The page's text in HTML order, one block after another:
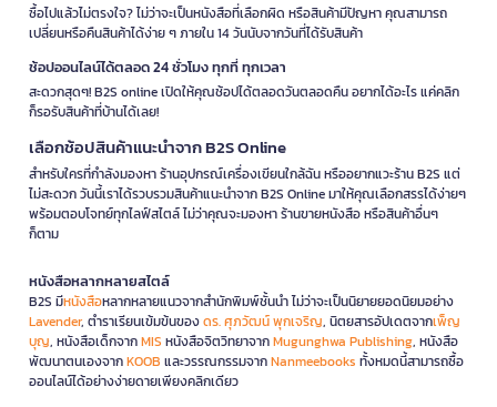
ซื้อไปแล้วไม่ตรงใจ? ไม่ว่าจะเป็นหนังสือที่เลือกผิด หรือสินค้ามีปัญหา คุณสามารถ
เปลี่ยนหรือคืนสินค้าได้ง่าย ๆ ภายใน 14 วันนับจากวันที่ได้รับสินค้า
ช้อปออนไลน์ได้ตลอด 24 ชั่วโมง ทุกที่ ทุกเวลา
สะดวกสุดๆ! B2S online เปิดให้คุณช้อปได้ตลอดวันตลอดคืน อยากได้อะไร แค่คลิก
ก็รอรับสินค้าที่บ้านได้เลย!
เลือกช้อปสินค้าแนะนำจาก B2S Online
สำหรับใครที่กำลังมองหา ร้านอุปกรณ์เครื่องเขียนใกล้ฉัน หรืออยากแวะร้าน B2S แต่
ไม่สะดวก วันนี้เราได้รวบรวมสินค้าแนะนำจาก B2S Online มาให้คุณเลือกสรรได้ง่ายๆ
พร้อมตอบโจทย์ทุกไลฟ์สไตล์ ไม่ว่าคุณจะมองหา ร้านขายหนังสือ หรือสินค้าอื่นๆ
ก็ตาม
หนังสือหลากหลายสไตล์
B2S มีหนังสือหลากหลายแนวจากสำนักพิมพ์ชั้นนำ ไม่ว่าจะเป็นนิยายยอดนิยมอย่าง
Lavender, ตำราเรียนเข้มข้นของดร. ศุภวัฒน์ พุกเจริญ, นิตยสารอัปเดตจากเพ็ญ
บุญ, หนังสือเด็กจากMIS หนังสือจิตวิทยาจากMugunghwa Publishing, หนังสือ
พัฒนาตนเองจากKOOB และวรรณกรรมจากNanmeebooks ทั้งหมดนี้สามารถซื้อ
ออนไลน์ได้อย่างง่ายดายเพียงคลิกเดียว